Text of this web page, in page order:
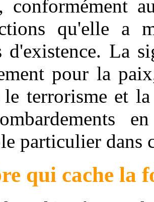
conformément
qu'elle a
d'existence. La
pour la
le terrorisme et
particulier dans
qui cache la